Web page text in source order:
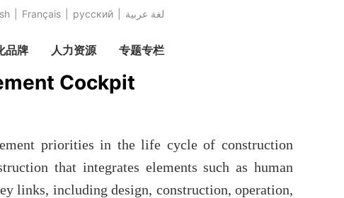
Français русский عربية‎ لغة
品牌 人力资源 专题专栏
Cockpit
priorities in the life cycle of construction
that integrates elements such as human
links, including design, construction, operation,